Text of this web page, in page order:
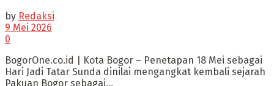
by Redaksi
9 Mei 2026
0
BogorOne.co.id | Kota Bogor – Penetapan 18 Mei sebagai
Hari Jadi Tatar Sunda dinilai mengangkat kembali sejarah
Pakuan Bogor sebagai...